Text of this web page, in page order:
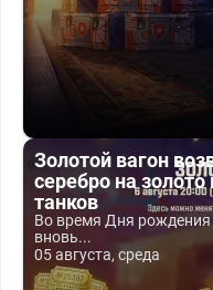
Золотой вагон
серебро на
танков
Во время Дня
вновь...
05 августа, среда